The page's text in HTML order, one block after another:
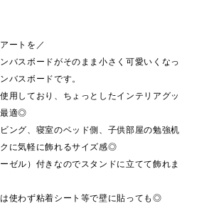
ートを／
バスボードがそのまま小さく可愛いくなっ
バスボードです。
用しており、ちょっとしたインテリアグッ
最適◎
ング、寝室のベッド側、子供部屋の勉強机
に気軽に飾れるサイズ感◎
ゼル）付きなのでスタンドに立てて飾れま
使わず粘着シート等で壁に貼っても◎